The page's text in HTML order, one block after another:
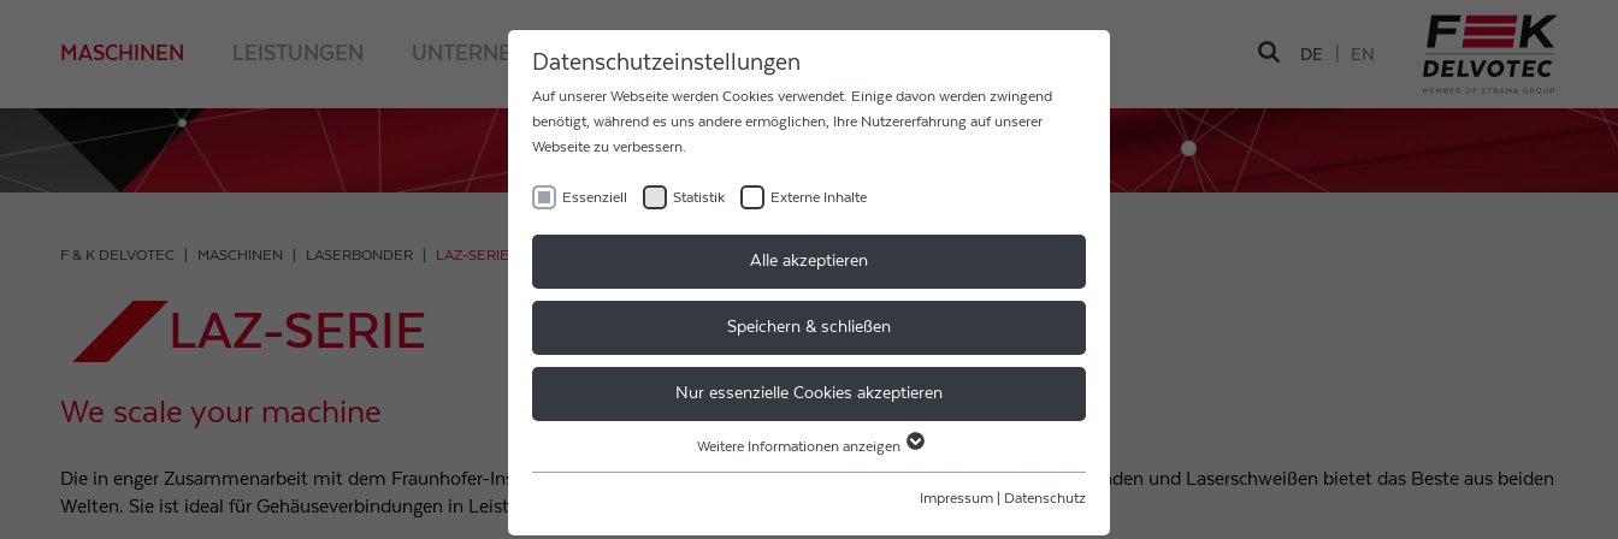
MASCHINEN LEISTUNGEN UNTERNEHMEN KARRIERE KONTAKT DE EN
F & K DELVOTEC MASCHINEN LASERBONDER LAZ-SERIE
LAZ-SERIE
We scale your machine
Die in enger Zusammenarbeit mit dem Fraunhofer-Institut für Lasertechnik in Aachen entwickelte Kombination aus Drahtbonden und Laserschweißen bietet das Beste aus beiden
Welten. Sie ist ideal für Gehäuseverbindungen in Leistungsmodulen und für die Montage von Batteriepacks.
Datenschutzeinstellungen
Auf unserer Webseite werden Cookies verwendet. Einige davon werden zwingend
benötigt, während es uns andere ermöglichen, Ihre Nutzererfahrung auf unserer
Webseite zu verbessern.
Essenziell Statistik Externe Inhalte
Alle akzeptieren
Speichern & schließen
Nur essenzielle Cookies akzeptieren
Essenzielle Cookies werden für grundlegende Funktionen der Webseite benötigt.
Weitere Informationen anzeigen
Impressum Datenschutz